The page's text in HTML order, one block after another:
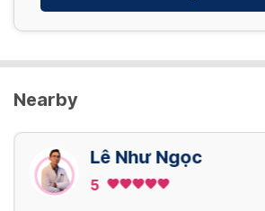
Nearby
Lê Như Ngọc
5